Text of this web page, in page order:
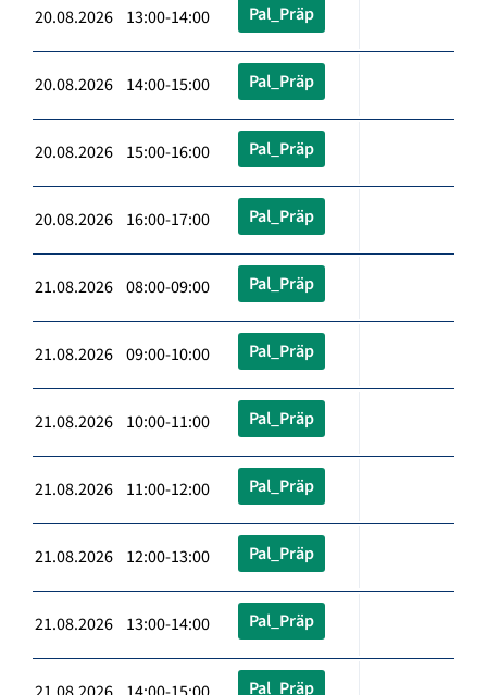
20.08.2026 13:00-14:00 Pal_Präp
20.08.2026 14:00-15:00 Pal_Präp
20.08.2026 15:00-16:00 Pal_Präp
20.08.2026 16:00-17:00 Pal_Präp
21.08.2026 08:00-09:00 Pal_Präp
21.08.2026 09:00-10:00 Pal_Präp
21.08.2026 10:00-11:00 Pal_Präp
21.08.2026 11:00-12:00 Pal_Präp
21.08.2026 12:00-13:00 Pal_Präp
21.08.2026 13:00-14:00 Pal_Präp
Pal_Präp